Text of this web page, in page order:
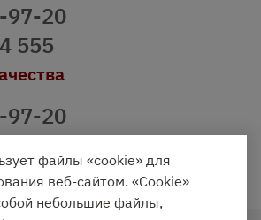
97-20
555
97-20
файлы «cookie» для
веб-сайтом. «Cookie»
небольшие файлы,